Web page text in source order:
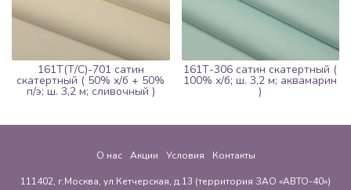
161Т(Т/С)-701 сатин
скатертный ( 50% х/б + 50%
п/э; ш. 3,2 м; сливочный )
161Т-306 сатин скатертный (
100% х/б; ш. 3,2 м; аквамарин
)
О нас Акции Условия Контакты
111402, г.Москва, ул.Кетчерская, д.13 (территория ЗАО «АВТО-40»)